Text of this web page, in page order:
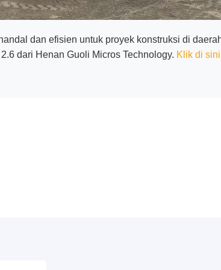
dan efisien untuk proyek konstruksi di
dari Henan Guoli Micros Technology. Klik di sini